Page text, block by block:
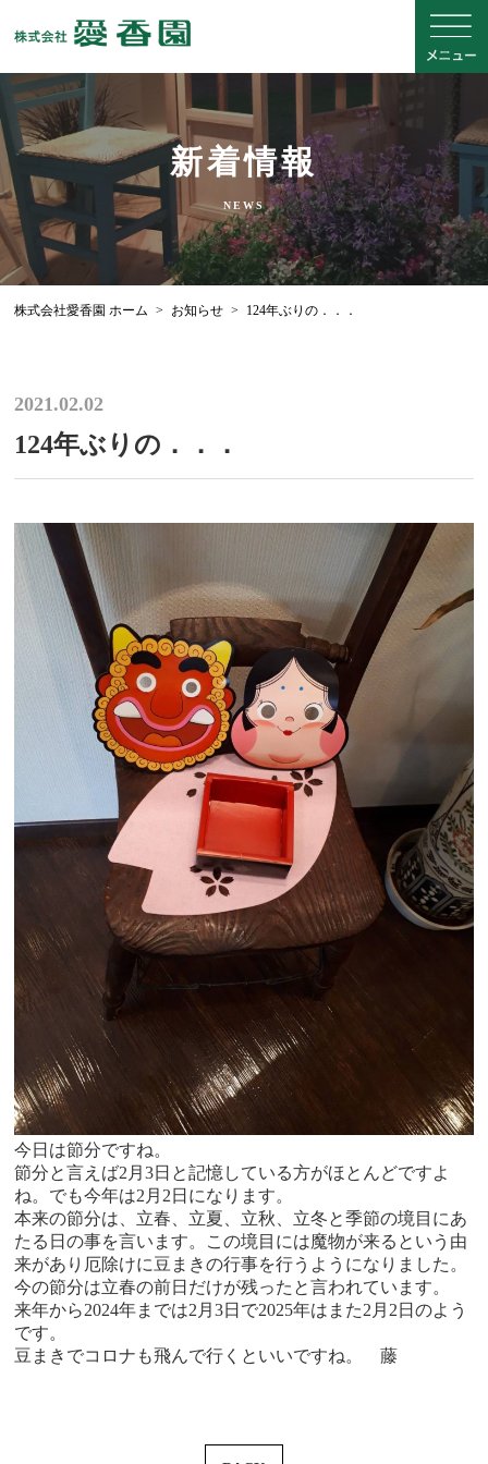
新着情報
NEWS
株式会社愛香園 ホーム > お知らせ > 124年ぶりの．．．
2021.02.02
124年ぶりの．．．
今日は節分ですね。
節分と言えば2月3日と記憶している方がほとんどですよ
ね。でも今年は2月2日になります。
本来の節分は、立春、立夏、立秋、立冬と季節の境目にあ
たる日の事を言います。この境目には魔物が来るという由
来があり厄除けに豆まきの行事を行うようになりました。
今の節分は立春の前日だけが残ったと言われています。
来年から2024年までは2月3日で2025年はまた2月2日のよう
です。
豆まきでコロナも飛んで行くといいですね。 藤